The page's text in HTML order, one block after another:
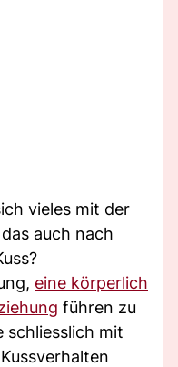
vieles mit der
auch nach
eine körperlich
führen zu
schliesslich mit